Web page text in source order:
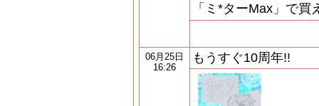
「ミ*ターMax」で
06月25日
16:26
もうすぐ10周年!!